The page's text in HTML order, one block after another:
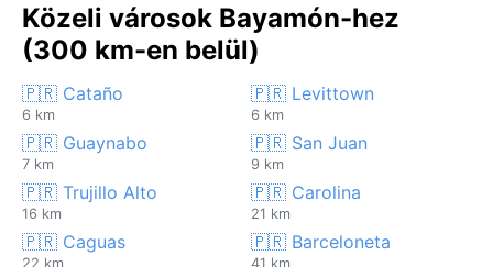
Közeli városok Bayamón-hez
(300 km-en belül)
🇵🇷 Cataño
6 km
🇵🇷 Levittown
6 km
🇵🇷 Guaynabo
7 km
🇵🇷 San Juan
9 km
🇵🇷 Trujillo Alto
16 km
🇵🇷 Carolina
21 km
🇵🇷 Caguas
22 km
🇵🇷 Barceloneta
41 km